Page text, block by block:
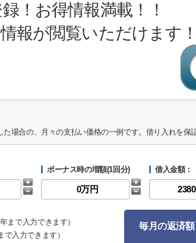
！お得情報満載！！
報が閲覧いただけます！
た場合の、月々の支払い価格の一例です。借り入れを保
ボーナス時の増額(1回分) 借入金額：
年まで入力できます）
で入力できます）
毎月の返済額